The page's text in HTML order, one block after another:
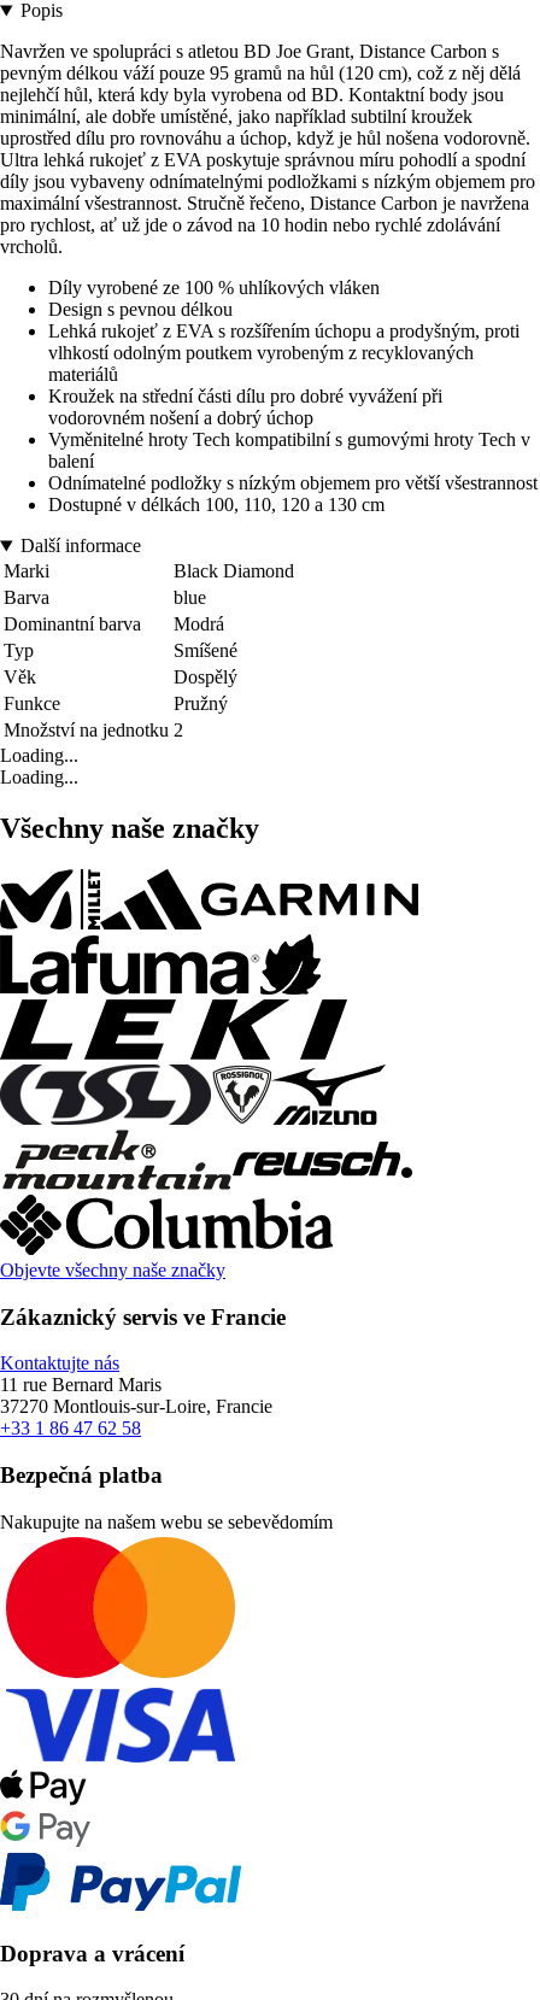
Popis
Navržen ve spolupráci s atletou BD Joe Grant, Distance Carbon s
pevným délkou váží pouze 95 gramů na hůl (120 cm), což z něj dělá
nejlehčí hůl, která kdy byla vyrobena od BD. Kontaktní body jsou
minimální, ale dobře umístěné, jako například subtilní kroužek
uprostřed dílu pro rovnováhu a úchop, když je hůl nošena vodorovně.
Ultra lehká rukojeť z EVA poskytuje správnou míru pohodlí a spodní
díly jsou vybaveny odnímatelnými podložkami s nízkým objemem pro
maximální všestrannost. Stručně řečeno, Distance Carbon je navržena
pro rychlost, ať už jde o závod na 10 hodin nebo rychlé zdolávání
vrcholů.
Díly vyrobené ze 100 % uhlíkových vláken
Design s pevnou délkou
Lehká rukojeť z EVA s rozšířením úchopu a prodyšným, proti
vlhkostí odolným poutkem vyrobeným z recyklovaných
materiálů
Kroužek na střední části dílu pro dobré vyvážení při
vodorovném nošení a dobrý úchop
Vyměnitelné hroty Tech kompatibilní s gumovými hroty Tech v
balení
Odnímatelné podložky s nízkým objemem pro větší všestrannost
Dostupné v délkách 100, 110, 120 a 130 cm
Další informace
Marki
Black Diamond
Barva
blue
Dominantní barva
Modrá
Typ
Smíšené
Věk
Dospělý
Funkce
Pružný
Množství na jednotku 2
Loading...
Loading...
Všechny naše značky
Objevte všechny naše značky
Zákaznický servis ve Francie
Kontaktujte nás
11 rue Bernard Maris
37270 Montlouis-sur-Loire, Francie
+33 1 86 47 62 58
Bezpečná platba
Nakupujte na našem webu se sebevědomím
Doprava a vrácení